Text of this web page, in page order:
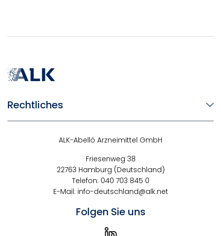
Rechtliches
ALK-Abelló Arzneimittel GmbH
Friesenweg 38
22763 Hamburg (Deutschland)
Telefon: 040 703 845 0
E-Mail: info-deutschland@alk.net
Folgen Sie uns